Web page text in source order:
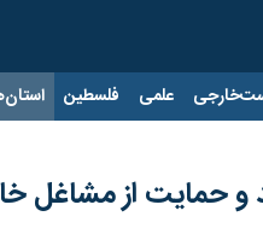
علمی فلسطین
حمایت از مشاغل